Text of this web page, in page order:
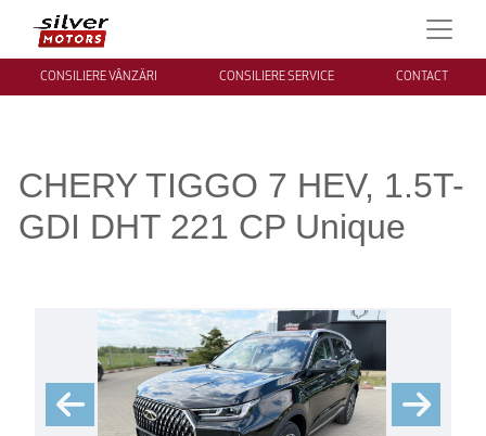
CONSILIERE VÂNZĂRI CONSILIERE SERVICE CONTACT
CHERY TIGGO 7 HEV, 1.5T-
GDI DHT 221 CP Unique